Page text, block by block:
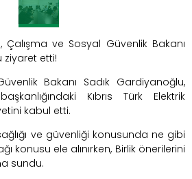
Çalışma ve Sosyal Güvenlik Bakanı
ziyaret etti!
Bakanı Sadık Gardiyanoğlu,
Kıbrıs Türk Elektrik
kabul etti.
ve güvenliği konusunda ne gibi
konusu ele alınırken, Birlik önerilerini
sundu.